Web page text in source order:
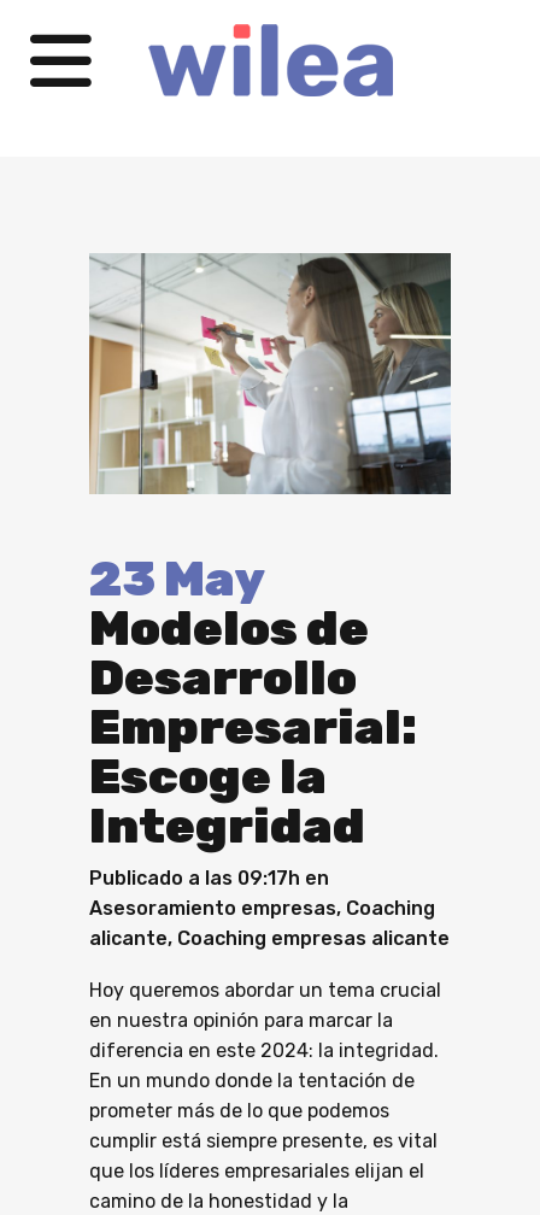
23 May
Modelos de
Desarrollo
Empresarial:
Escoge la
Integridad
Publicado a las 09:17h en
Asesoramiento empresas, Coaching
alicante, Coaching empresas alicante
Hoy queremos abordar un tema crucial
en nuestra opinión para marcar la
diferencia en este 2024: la integridad.
En un mundo donde la tentación de
prometer más de lo que podemos
cumplir está siempre presente, es vital
que los líderes empresariales elijan el
camino de la honestidad y la